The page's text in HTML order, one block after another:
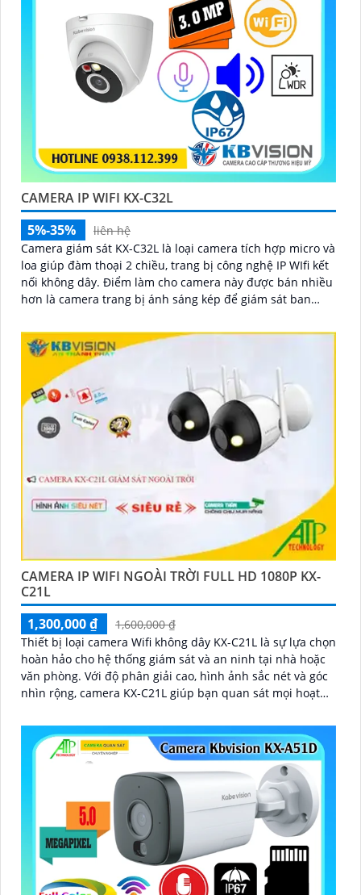
CAMERA IP WIFI KX-C32L
5%-35%
liên hệ
Camera giám sát KX-C32L là loại camera tích hợp micro và
loa giúp đàm thoại 2 chiều, trang bị công nghệ IP WIfi kết
nối không dây. Điểm làm cho camera này được bán nhiều
hơn là camera trang bị ánh sáng kép để giám sát ban
CAMERA IP WIFI NGOÀI TRỜI FULL HD 1080P KX-
C21L
1,300,000 ₫
1,600,000 ₫
Thiết bị loại camera Wifi không dây KX-C21L là sự lựa chọn
hoàn hảo cho hệ thống giám sát và an ninh tại nhà hoặc
văn phòng. Với độ phân giải cao, hình ảnh sắc nét và góc
nhìn rộng, camera KX-C21L giúp bạn quan sát mọi hoạt